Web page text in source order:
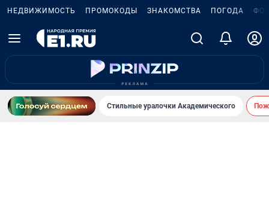
НЕДВИЖИМОСТЬ ПРОМОКОДЫ ЗНАКОМСТВА ПОГОДА
Стильные уралочки Академического